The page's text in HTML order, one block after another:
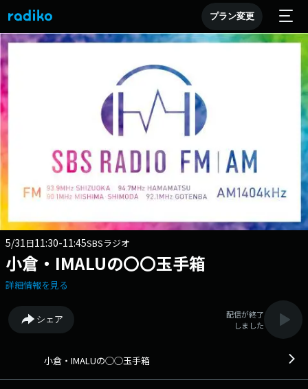
プラン変更
5/31 日11:30-11:45SBSラジオ
小倉・IMALUの〇〇玉手箱
詳細情報を見る
シェア
配信が終了
しました
小倉・IMALUの◯◯玉手箱